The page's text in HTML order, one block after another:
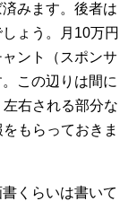
みます。後者は
ょう。月10万円
ント（スポンサ
この辺りは間に
右される部分な
もらっておきま
くらいは書いて